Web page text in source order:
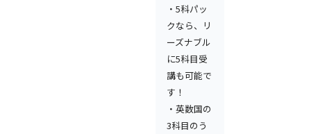
・5科パッ
クなら、リ
ーズナブル
に5科目受
講も可能で
す！
・英数国の
3科目のう